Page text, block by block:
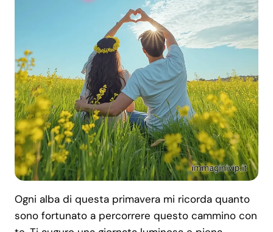
Ogni alba di questa primavera mi ricorda quanto
sono fortunato a percorrere questo cammino con